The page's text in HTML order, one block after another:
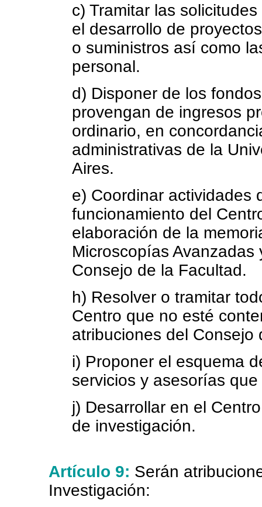
c) Tramitar las
el desarrollo de
o suministros así como
personal.
d) Disponer de los
provengan de ingresos
ordinario, en
administrativas de la
Aires.
e) Coordinar actividades
funcionamiento del
elaboración de la
Microscopías
Consejo de la Facultad.
h) Resolver o tramitar
Centro que no esté
atribuciones del Consejo
i) Proponer el esquema
servicios y asesorías
j) Desarrollar en el
de investigación.
Artículo 9: Serán
Investigación: